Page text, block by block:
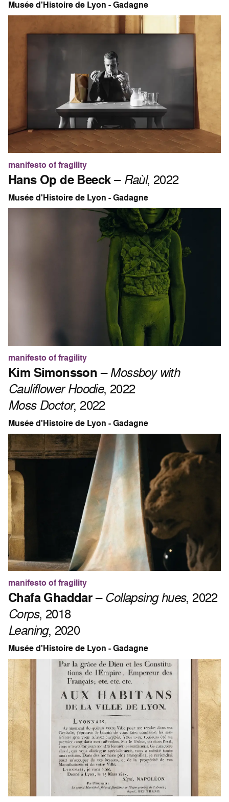
Musée d'Histoire de Lyon - Gadagne
manifesto of fragility
Hans Op de Beeck– Raùl, 2022
Musée d'Histoire de Lyon - Gadagne
manifesto of fragility
Kim Simonsson–Mossboy with
Cauliflower Hoodie, 2022
Moss Doctor, 2022
Musée d'Histoire de Lyon - Gadagne
manifesto of fragility
Chafa Ghaddar–Collapsing hues, 2022
Corps, 2018
Leaning, 2020
Musée d'Histoire de Lyon - Gadagne